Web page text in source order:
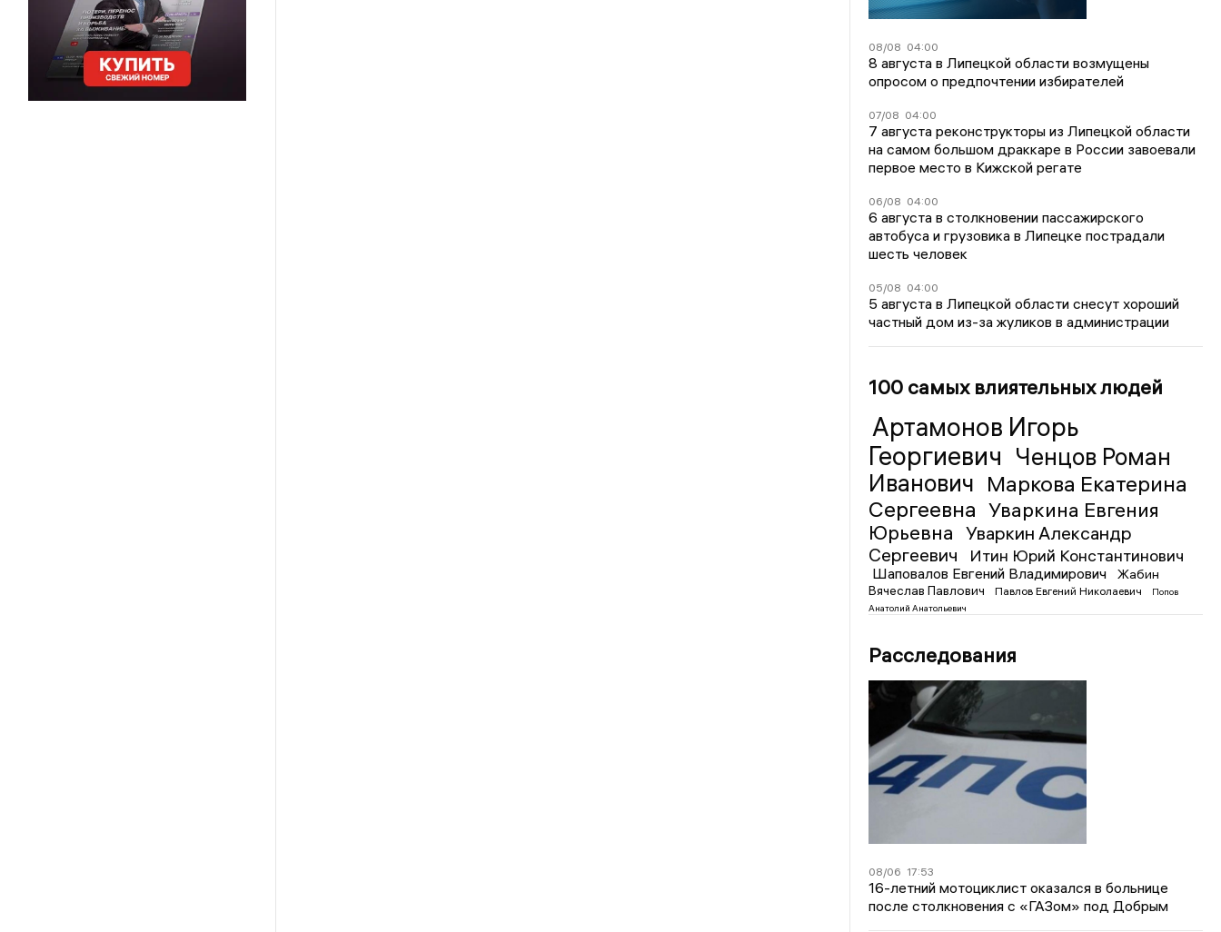
08/08 04:00
8 августа в Липецкой области возмущены
опросом о предпочтении избирателей
07/08 04:00
7 августа реконструкторы из Липецкой области
на самом большом драккаре в России завоевали
первое место в Кижской регате
06/08 04:00
6 августа в столкновении пассажирского
автобуса и грузовика в Липецке пострадали
шесть человек
05/08 04:00
5 августа в Липецкой области снесут хороший
частный дом из-за жуликов в администрации
100 самых влиятельных людей
Артамонов Игорь
Георгиевич Ченцов Роман
Иванович Маркова Екатерина
Сергеевна Уваркина Евгения
Юрьевна
Уваркин Александр
Сергеевич
Итин Юрий Константинович
Шаповалов Евгений Владимирович
Жабин
Вячеслав Павлович
Павлов Евгений Николаевич
Попов
Анатолий Анатольевич
Расследования
08/06 17:53
16-летний мотоциклист оказался в больнице
после столкновения с «ГАЗом» под Добрым